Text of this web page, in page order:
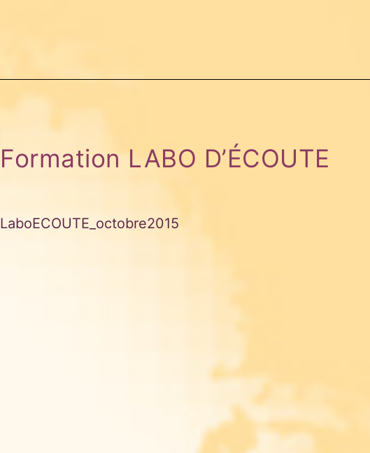
Formation LABO D’ÉCOUTE
LaboECOUTE_octobre2015